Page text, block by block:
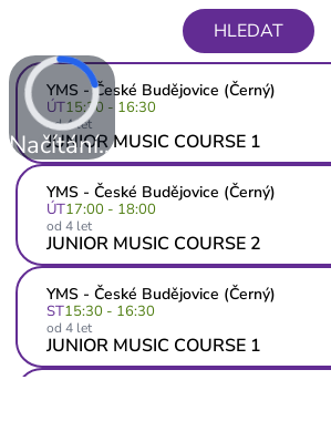
HLEDAT
YMS - České Budějovice (Černý)
ÚT15:30 - 16:30
od 4 let
JUNIOR MUSIC COURSE 1
YMS - České Budějovice (Černý)
ÚT17:00 - 18:00
od 4 let
JUNIOR MUSIC COURSE 2
YMS - České Budějovice (Černý)
ST15:30 - 16:30
od 4 let
JUNIOR MUSIC COURSE 1
Načítání...